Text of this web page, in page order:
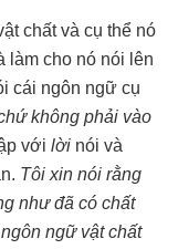
chất và cụ thể nó
làm cho nó nói lên
cái ngôn ngữ cụ
không phải vào
với lời nói và
Tôi xin nói rằng
như đã có chất
ngữ vật chất